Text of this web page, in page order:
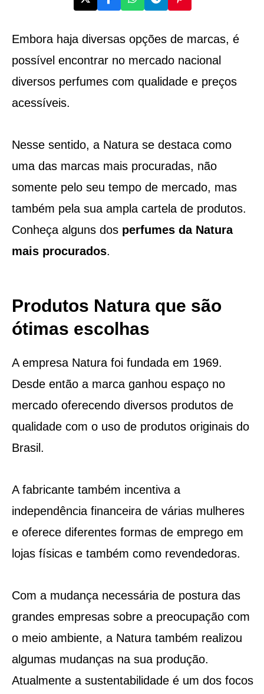
Embora haja diversas opções de marcas, é
possível encontrar no mercado nacional
diversos perfumes com qualidade e preços
acessíveis.
Nesse sentido, a Natura se destaca como
uma das marcas mais procuradas, não
somente pelo seu tempo de mercado, mas
também pela sua ampla cartela de produtos.
Conheça alguns dos perfumes da Natura
mais procurados.
Produtos Natura que são
ótimas escolhas
A empresa Natura foi fundada em 1969.
Desde então a marca ganhou espaço no
mercado oferecendo diversos produtos de
qualidade com o uso de produtos originais do
Brasil.
A fabricante também incentiva a
independência financeira de várias mulheres
e oferece diferentes formas de emprego em
lojas físicas e também como revendedoras.
Com a mudança necessária de postura das
grandes empresas sobre a preocupação com
o meio ambiente, a Natura também realizou
algumas mudanças na sua produção.
Atualmente a sustentabilidade é um dos focos